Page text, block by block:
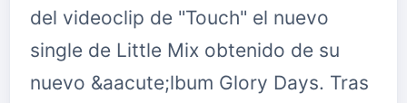
del videoclip de "Touch" el nuevo
single de Little Mix obtenido de su
nuevo &aacute;lbum Glory Days. Tras